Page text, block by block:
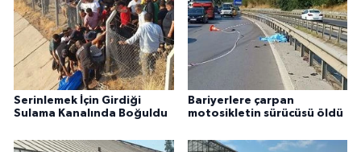
Serinlemek İçin Girdiği
Sulama Kanalında Boğuldu
Bariyerlere çarpan
motosikletin sürücüsü öldü